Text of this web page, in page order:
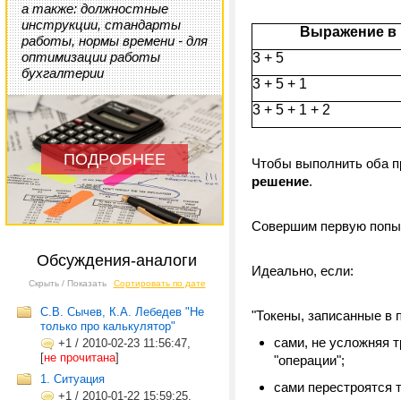
а также: должностные
инструкции, стандарты
работы, нормы времени - для
оптимизации работы
бухгалтерии
ПОДРОБНЕЕ
Обсуждения-аналоги
Скрыть / Показать Сортировать по дате
С.В. Сычев, К.А. Лебедев "Не
только про калькулятор"
+1 / 2010-02-23 11:56:47,
[не прочитана]
1. Ситуация
+1 / 2010-01-22 15:59:25,
Выражение в
3 + 5
3 + 5 + 1
3 + 5 + 1 + 2
Чтобы выполнить оба
решение.
Совершим первую
Идеально, если:
"Токены, записанные в
сами, не усложняя
"операции";
сами перестроятся